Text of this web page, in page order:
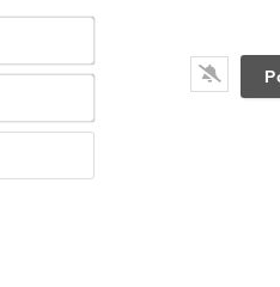
Nom*
Email*
Website